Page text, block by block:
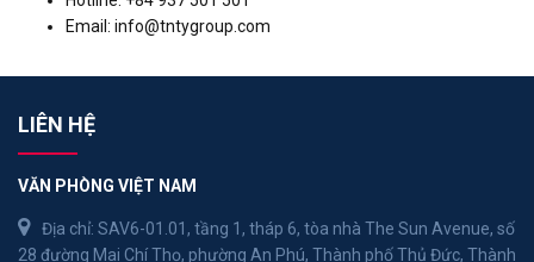
Email: info@tntygroup.com
LIÊN HỆ
VĂN PHÒNG VIỆT NAM
Địa chỉ: SAV6-01.01, tầng 1, tháp 6, tòa nhà The Sun Avenue, số
28 đường Mai Chí Thọ, phường An Phú, Thành phố Thủ Đức, Thành